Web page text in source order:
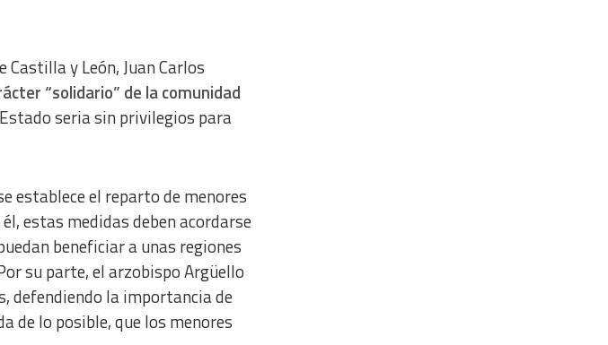
y León, Juan Carlos
“solidario” de la comunidad
seria sin privilegios para
establece el reparto de menores
estas medidas deben acordarse
beneficiar a unas regiones
su parte, el arzobispo Argüello
defendiendo la importancia de
de lo posible, que los menores